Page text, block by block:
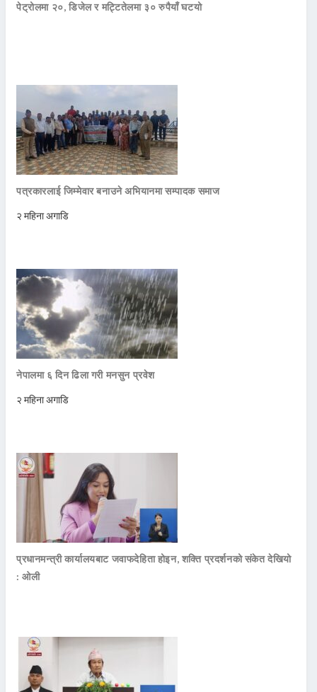
पेट्रोलमा २०, डिजेल र मट्टितेलमा ३० रुपैयाँ घटयो
पत्रकारलाई जिम्मेवार बनाउने अभियानमा सम्पादक समाज
२ महिना अगाडि
नेपालमा ६ दिन ढिला गरी मनसुन प्रवेश
२ महिना अगाडि
प्रधानमन्त्री कार्यालयबाट जवाफदेहिता होइन, शक्ति प्रदर्शनको संकेत देखियो
: ओली